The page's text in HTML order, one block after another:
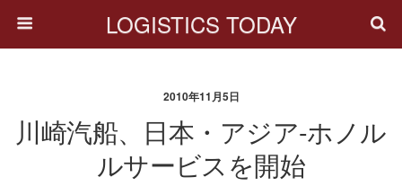
LOGISTICS TODAY
2010年11月5日
川崎汽船、日本・アジア-ホノル
ルサービスを開始